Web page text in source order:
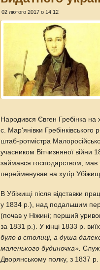
02 лютого 2017 о 14:12
Народився Євген Гребінка на
с. Мар'янівки Гребінківського
штаб-ротмістра
учасником Вітчизняної
займався господарством, мав
перейменував на хутір
В Убіжищі після відставки
у 1834 р.), над подальшим
(почав у Ніжині; перший
за 1831 р.). У кінці 1833 р.
було в столиці, а душа
маленького будиночка».
Дворянському полку, з 1837